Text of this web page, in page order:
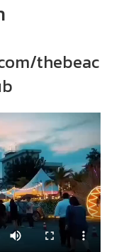
thebeac